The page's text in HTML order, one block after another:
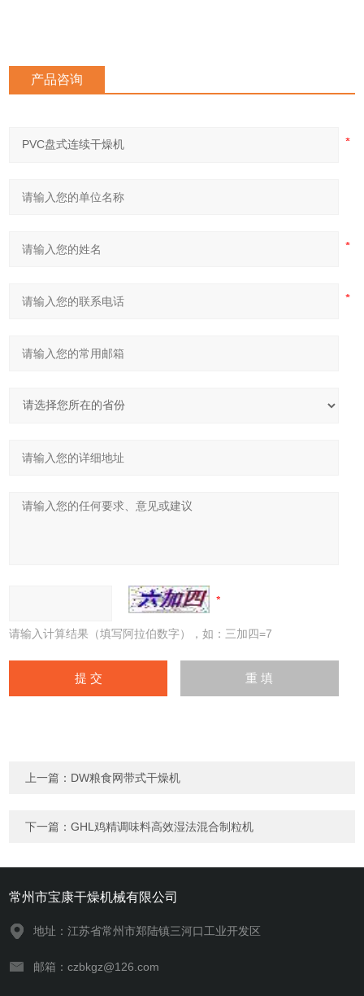
产品咨询
请输入计算结果（填写阿拉伯数字），如：三加四=7
上一篇： DW粮食网带式干燥机
下一篇：GHL鸡精调味料高效湿法混合制粒机
常州市宝康干燥机械有限公司
地址：江苏省常州市郑陆镇三河口工业开发区
邮箱：czbkgz@126.com